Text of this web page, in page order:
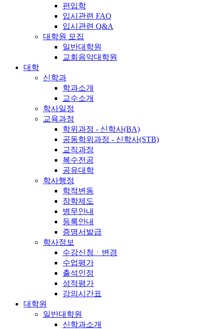
편입학
입시관련 FAQ
입시관련 Q&A
대학원 모집
일반대학원
교회음악대학원
대학
신학과
학과소개
교수소개
학사일정
교육과정
학위과정 - 신학사(BA)
공동학위과정 - 신학사(STB)
교직과정
복수전공
공유대학
학사행정
학적변동
장학제도
병무안내
등록안내
증명서발급
학사정보
수강신청ㆍ변경
수업평가
출석인정
성적평가
강의시간표
대학원
일반대학원
신학과소개